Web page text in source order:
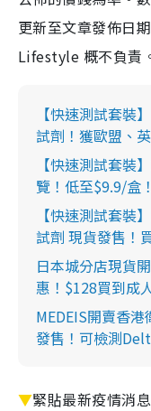
更新至文章發佈日
Lifestyle 概不負責
【快速測試套裝
試劑！獲歐盟、
【快速測試套裝
覽！低至$9.9/盒
【快速測試套裝
試劑 現貨發售！
日本城分店現貨
惠！$128買到成
MEDEIS開賣香
發售！可檢測
▼緊貼最新疫情消息